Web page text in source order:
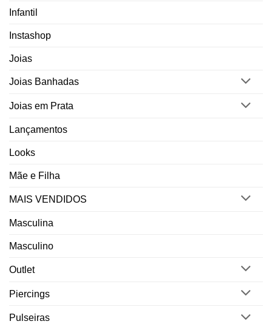
Infantil
Instashop
Joias
Joias Banhadas
Joias em Prata
Lançamentos
Looks
Mãe e Filha
MAIS VENDIDOS
Masculina
Masculino
Outlet
Piercings
Pulseiras